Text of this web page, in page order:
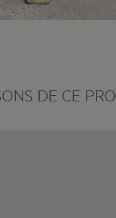
DE CE